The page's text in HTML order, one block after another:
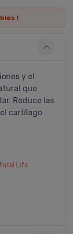
!
y el
que
Reduce las
cartí­lago
Life